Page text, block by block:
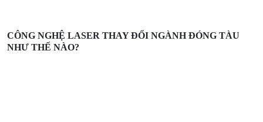
CÔNG NGHỆ LASER THAY ĐỔI NGÀNH ĐÓNG TÀU
NHƯ THẾ NÀO?